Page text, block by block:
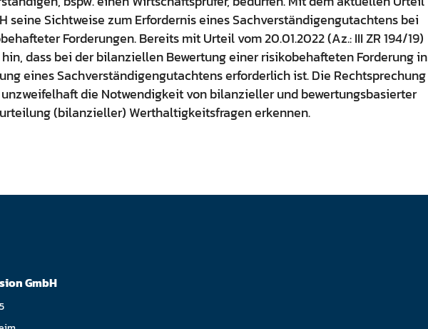
seine Sichtweise zum Erfordernis eines Sachverständigengutachtens bei
Forderungen. Bereits mit Urteil vom 20.01.2022 (Az.: III ZR 194/19)
hin, dass bei der bilanziellen Bewertung einer risikobehafteten Forderung in
eines Sachverständigengutachtens erforderlich ist. Die Rechtsprechung
die Notwendigkeit von bilanzieller und bewertungsbasierter
(bilanzieller) Werthaltigkeitsfragen erkennen.
GmbH